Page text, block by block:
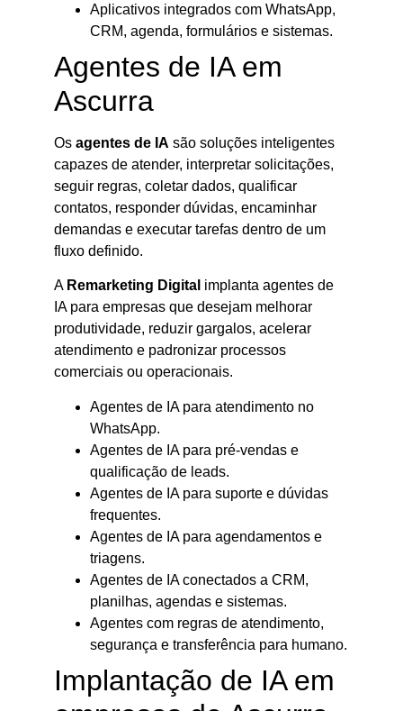
Aplicativos integrados com WhatsApp,
CRM, agenda, formulários e sistemas.
Agentes de IA em
Ascurra
Os agentes de IA são soluções inteligentes
capazes de atender, interpretar solicitações,
seguir regras, coletar dados, qualificar
contatos, responder dúvidas, encaminhar
demandas e executar tarefas dentro de um
fluxo definido.
A Remarketing Digital implanta agentes de
IA para empresas que desejam melhorar
produtividade, reduzir gargalos, acelerar
atendimento e padronizar processos
comerciais ou operacionais.
Agentes de IA para atendimento no
WhatsApp.
Agentes de IA para pré-vendas e
qualificação de leads.
Agentes de IA para suporte e dúvidas
frequentes.
Agentes de IA para agendamentos e
triagens.
Agentes de IA conectados a CRM,
planilhas, agendas e sistemas.
Agentes com regras de atendimento,
segurança e transferência para humano.
Implantação de IA em